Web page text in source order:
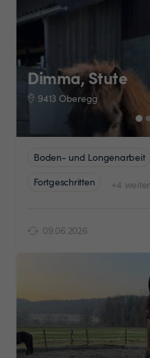
Dimma, Stute
9413 Oberegg
Boden- und Longenarbeit
Fortgeschritten
+4
09.06.2026